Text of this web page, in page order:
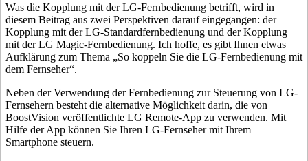
Was die Kopplung mit der LG-Fernbedienung betrifft, wird in
diesem Beitrag aus zwei Perspektiven darauf eingegangen: der
Kopplung mit der LG-Standardfernbedienung und der Kopplung
mit der LG Magic-Fernbedienung. Ich hoffe, es gibt Ihnen etwas
Aufklärung zum Thema „So koppeln Sie die LG-Fernbedienung mit
dem Fernseher“.
Neben der Verwendung der Fernbedienung zur Steuerung von LG-
Fernsehern besteht die alternative Möglichkeit darin, die von
BoostVision veröffentlichte LG Remote-App zu verwenden. Mit
Hilfe der App können Sie Ihren LG-Fernseher mit Ihrem
Smartphone steuern.